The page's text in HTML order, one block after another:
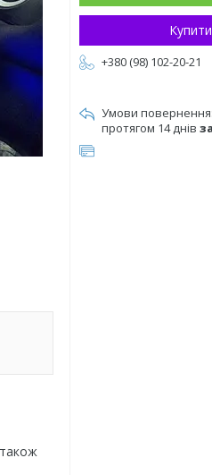
+380 (98) 102-20-21
протягом 14 днів